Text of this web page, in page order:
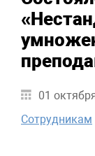
01
Сотрудникам